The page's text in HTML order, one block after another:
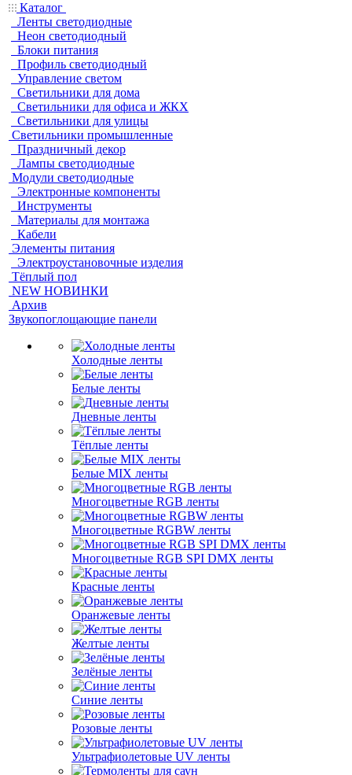
Каталог
Ленты светодиодные
Неон светодиодный
Блоки питания
Профиль светодиодный
Управление светом
Светильники для дома
Светильники для офиса и ЖКХ
Светильники для улицы
Светильники промышленные
Праздничный декор
Лампы светодиодные
Модули светодиодные
Электронные компоненты
Инструменты
Материалы для монтажа
Кабели
Элементы питания
Электроустановочные изделия
Тёплый пол
NEW НОВИНКИ
Архив
Звукопоглощающие панели
Холодные ленты
Белые ленты
Дневные ленты
Тёплые ленты
Белые MIX ленты
Многоцветные RGB ленты
Многоцветные RGBW ленты
Многоцветные RGB SPI DMX ленты
Красные ленты
Оранжевые ленты
Желтые ленты
Зелёные ленты
Синие ленты
Розовые ленты
Ультрафиолетовые UV ленты